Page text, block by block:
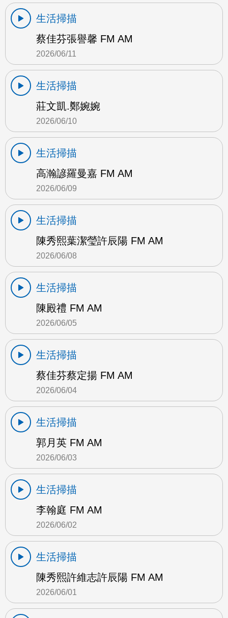
生活掃描
蔡佳芬張譽馨 FM AM
2026/06/11
生活掃描
莊文凱.鄭婉婉
2026/06/10
生活掃描
高瀚諺羅曼嘉 FM AM
2026/06/09
生活掃描
陳秀熙葉潔瑩許辰陽 FM AM
2026/06/08
生活掃描
陳殿禮 FM AM
2026/06/05
生活掃描
蔡佳芬蔡定揚 FM AM
2026/06/04
生活掃描
郭月英 FM AM
2026/06/03
生活掃描
李翰庭 FM AM
2026/06/02
生活掃描
陳秀熙許維志許辰陽 FM AM
2026/06/01